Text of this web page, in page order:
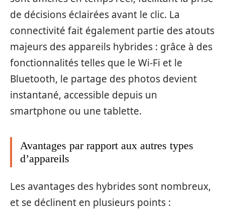
de décisions éclairées avant le clic. La
connectivité fait également partie des atouts
majeurs des appareils hybrides : grâce à des
fonctionnalités telles que le Wi-Fi et le
Bluetooth, le partage des photos devient
instantané, accessible depuis un
smartphone ou une tablette.
Avantages par rapport aux autres types
d’appareils
Les avantages des hybrides sont nombreux,
et se déclinent en plusieurs points :